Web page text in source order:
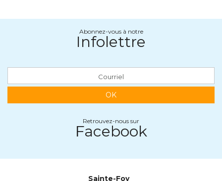
Abonnez-vous à notre
Infolettre
OK
Retrouvez-nous sur
Facebook
Sainte-Foy